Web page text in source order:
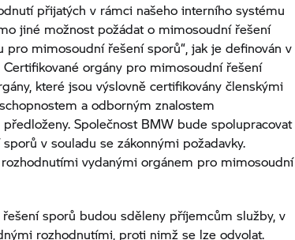
přijatých v rámci našeho interního systému
jiné možnost požádat o mimosoudní řešení
pro mimosoudní řešení sporů“, jak je definován v
Certifikované orgány pro mimosoudní řešení
které jsou výslovně certifikovány členskými
a odborným znalostem
Společnost BMW bude spolupracovat
v souladu se zákonnými požadavky.
vydanými orgánem pro mimosoudní
sporů budou sděleny příjemcům služby, v
rozhodnutími, proti nimž se lze odvolat.